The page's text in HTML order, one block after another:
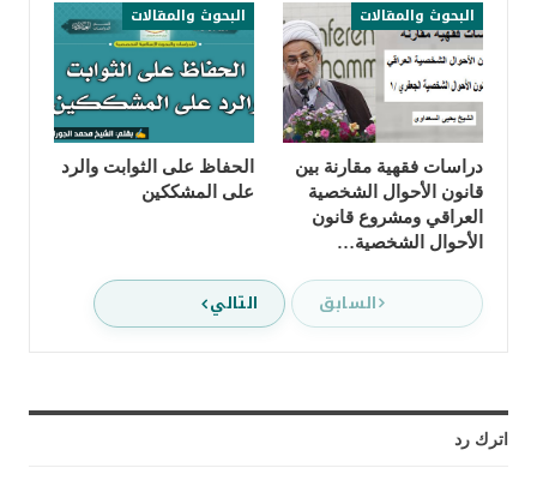
البحوث والمقالات
دراسات فقهية مقارنة بين
قانون الأحوال الشخصية
العراقي ومشروع قانون
الأحوال الشخصية…
البحوث والمقالات
الحفاظ على الثوابت والرد
على المشككين
السابق التالي
اترك رد